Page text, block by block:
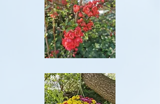
秋季
中秋节
Sep-Nov